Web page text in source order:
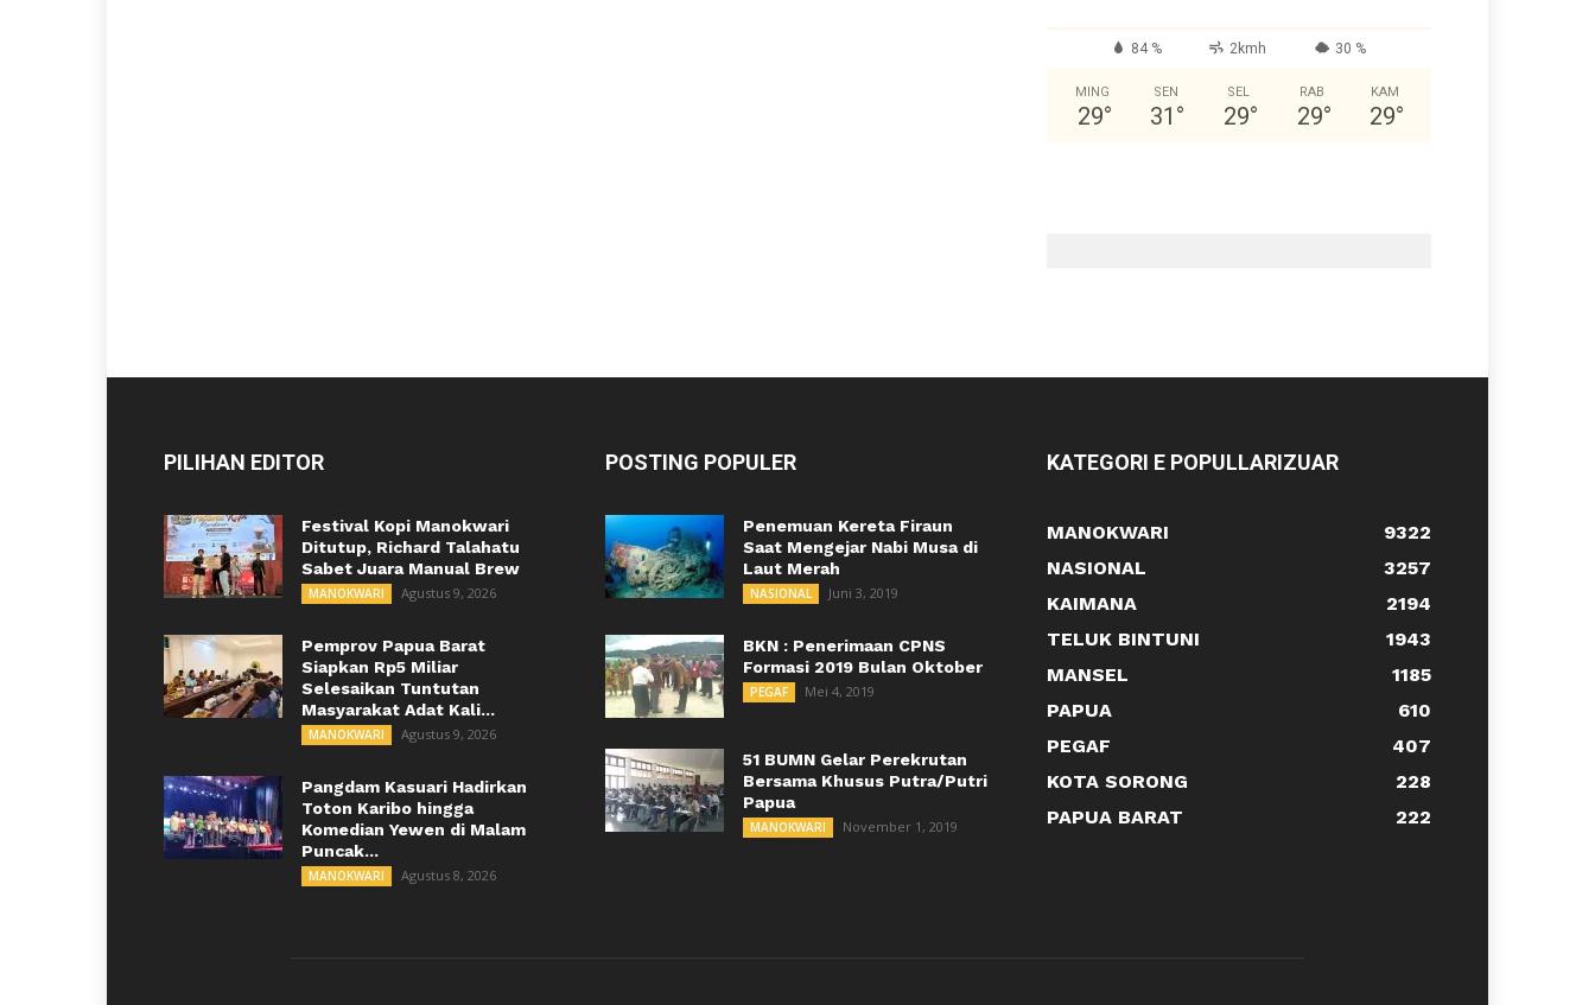
84 % 2kmh 30 %
MING
29°
SEN
31 °
SEL
29°
RAB
29°
KAM
29°
PILIHAN EDITOR
Festival Kopi Manokwari
Ditutup, Richard Talahatu
Sabet Juara Manual Brew
MANOKWARI Agustus 9, 2026
Pemprov Papua Barat
Siapkan Rp5 Miliar
Selesaikan Tuntutan
Masyarakat Adat Kali...
MANOKWARI Agustus 9, 2026
Pangdam Kasuari Hadirkan
Toton Karibo hingga
Komedian Yewen di Malam
Puncak...
MANOKWARI Agustus 8, 2026
POSTING POPULER
Penemuan Kereta Firaun
Saat Mengejar Nabi Musa di
Laut Merah
NASIONAL Juni 3, 2019
BKN : Penerimaan CPNS
Formasi 2019 Bulan Oktober
PEGAF Mei 4, 2019
51 BUMN Gelar Perekrutan
Bersama Khusus Putra/Putri
Papua
MANOKWARI November 1, 2019
KATEGORI E POPULLARIZUAR
MANOKWARI
9322
NASIONAL
3257
KAIMANA
2194
TELUK BINTUNI
1943
MANSEL
1185
PAPUA
610
PEGAF
407
KOTA SORONG
228
PAPUA BARAT
222